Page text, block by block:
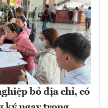
bỏ địa chỉ, có